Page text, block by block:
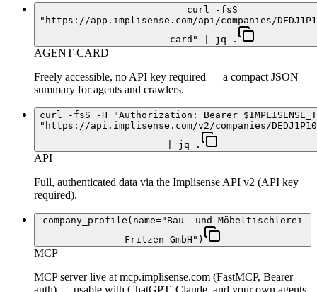
curl -fsS
"https://app.implisense.com/api/companies/
card" | jq .
AGENT-CARD
Freely accessible, no API key required — a compact JSON
summary for agents and crawlers.
curl -fsS -H "Authorization: Bearer
"https://api.implisense.com/v2/companies/
| jq .
API
Full, authenticated data via the Implisense API v2 (API key
required).
company_profile(name="Bau- und Möbeltischlerei
Fritzen GmbH")
MCP
MCP server live at mcp.implisense.com (FastMCP, Bearer